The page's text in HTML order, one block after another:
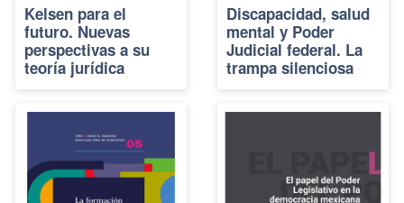
Kelsen para el
futuro. Nuevas
perspectivas a su
teoría jurídica
Discapacidad, salud
mental y Poder
Judicial federal. La
trampa silenciosa